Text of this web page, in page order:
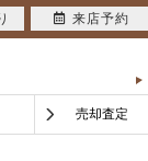
売却査定
来店予約